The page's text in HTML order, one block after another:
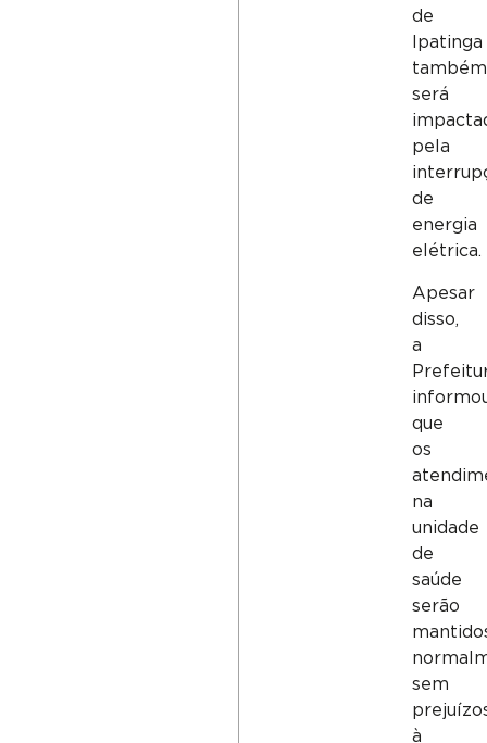
de
Ipatinga
também
será
pela
de
energia
elétrica.
Apesar
disso,
a
que
os
na
unidade
de
saúde
serão
sem
à